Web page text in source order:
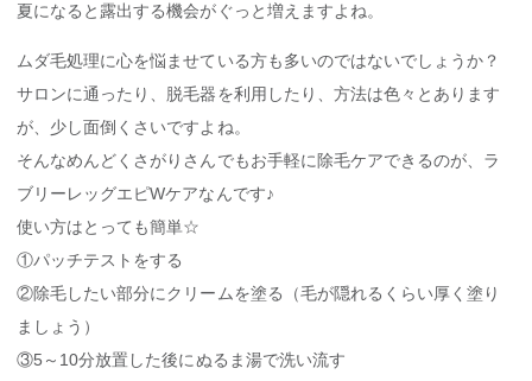
夏になると露出する機会がぐっと増えますよね。
ムダ毛処理に心を悩ませている方も多いのではないでしょうか？
サロンに通ったり、脱毛器を利用したり、方法は色々とあります
が、少し面倒くさいですよね。
そんなめんどくさがりさんでもお手軽に除毛ケアできるのが、ラ
ブリーレッグエピWケアなんです♪
使い方はとっても簡単☆
①パッチテストをする
②除毛したい部分にクリームを塗る（毛が隠れるくらい厚く塗り
ましょう）
③5～10分放置した後にぬるま湯で洗い流す